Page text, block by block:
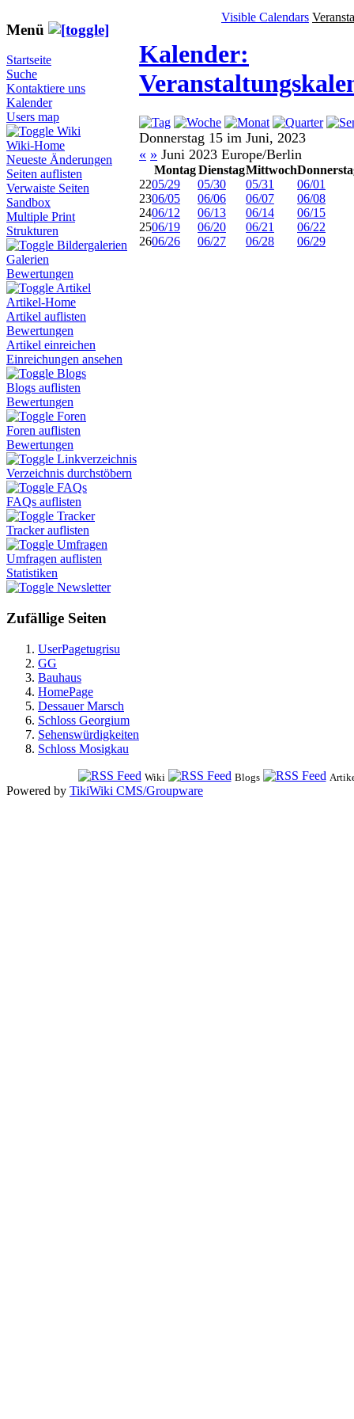
Menü
Startseite
Suche
Kontaktiere uns
Kalender
Users map
Wiki
Wiki-Home
Neueste Änderungen
Seiten auflisten
Verwaiste Seiten
Sandbox
Multiple Print
Strukturen
Bildergalerien
Galerien
Bewertungen
Artikel
Artikel-Home
Artikel auflisten
Bewertungen
Artikel einreichen
Einreichungen ansehen
Blogs
Blogs auflisten
Bewertungen
Foren
Foren auflisten
Bewertungen
Linkverzeichnis
Verzeichnis durchstöbern
FAQs
FAQs auflisten
Tracker
Tracker auflisten
Umfragen
Umfragen auflisten
Statistiken
Newsletter
Zufällige Seiten
UserPagetugrisu
GG
Bauhaus
HomePage
Dessauer Marsch
Schloss Georgium
Sehenswürdigkeiten
Schloss Mosigkau
Visible Calendars
Kalender:
Donnerstag 15 im Juni, 2023
« » Juni 2023 Europe/Berlin
Montag DienstagMittwoch
2205/29 05/30 05/31
06/01
2306/05 06/06 06/07
06/08
2406/12 06/13 06/14
06/15
2506/19 06/20 06/21
06/22
2606/26 06/27 06/28 06/29
Wiki Blogs
Powered by TikiWiki CMS/Groupware